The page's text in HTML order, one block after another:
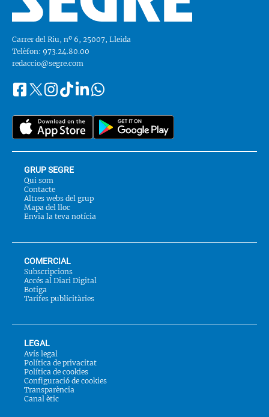
Carrer del Riu, nº 6, 25007, Lleida
Telèfon: 973.24.80.00
redaccio@segre.com
Segueix-
a::
FacebookInstagram
TiktokLinkedinWhatsapp
GRUP SEGRE
Qui som
Contacte
Altres webs del grup
Mapa del lloc
Envia la teva notícia
COMERCIAL
Subscripcions
Accés al Diari Digital
Botiga
Tarifes publicitàries
LEGAL
Avís legal
Política de privacitat
Política de cookies
Configuració de cookies
Transparència
Canal ètic